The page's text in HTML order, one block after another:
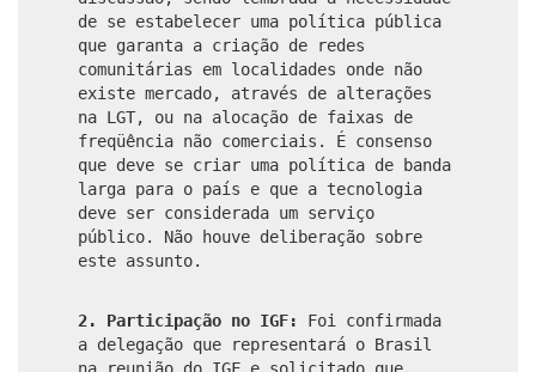
de se estabelecer uma política pública
que garanta a criação de redes
comunitárias em localidades onde não
existe mercado, através de alterações
na LGT, ou na alocação de faixas de
freqüência não comerciais. É consenso
que deve se criar uma política de banda
larga para o país e que a tecnologia
deve ser considerada um serviço
público. Não houve deliberação sobre
este assunto.
2. Participação no IGF: Foi confirmada
a delegação que representará o Brasil
na reunião do IGF e solicitado que